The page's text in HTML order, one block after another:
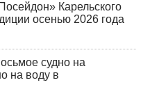
Карельского
осенью 2026 года
судно на
на воду в